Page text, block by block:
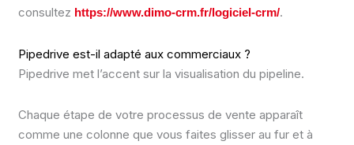
consultez https://www.dimo-crm.fr/logiciel-crm/.
Pipedrive est-il adapté aux commerciaux ?
Pipedrive met l’accent sur la visualisation du pipeline.
Chaque étape de votre processus de vente apparaît
comme une colonne que vous faites glisser au fur et à